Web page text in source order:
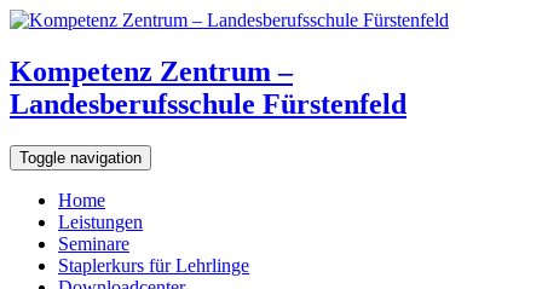
Kompetenz Zentrum –
Landesberufsschule Fürstenfeld
Toggle navigation
Home
Leistungen
Seminare
Staplerkurs für Lehrlinge